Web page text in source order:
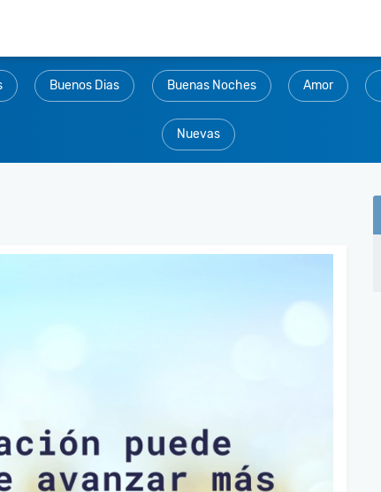
Buenos Dias Buenas Noches Amor
Nuevas